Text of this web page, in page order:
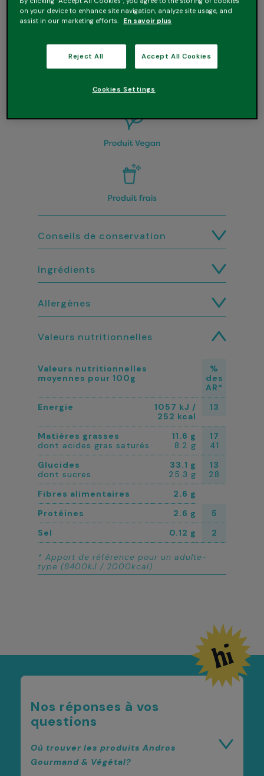
conservateur !
Les bonnes raisons de l’essayer
et du bon chocolat !
• 100% végétal
• Sans conservateur
Conseils de conservation
Ingrédients
Allergènes
Valeurs nutritionnelles
Valeurs nutritionnelles
moyennes pour 100g
%
des
AR*
Energie
1057 kJ /
252 kcal
13
Matières grasses
dont acides gras saturés
11.6 g
8.2 g
17
41
Glucides
dont sucres
33.1 g
25.3 g
13
28
Fibres alimentaires
2.6 g
Protéines
2.6 g
5
Sel
0.12 g 2
* Apport de référence pour un adulte-
type (8400kJ / 2000kcal)
Nos réponses à vos
questions
Où trouver les produits Andros
Gourmand & Végétal?
on your device to enhance site navigation, analyze site usage, and
assist in our marketing efforts. En savoir plus
Reject All Accept All Cookies
Cookies Settings